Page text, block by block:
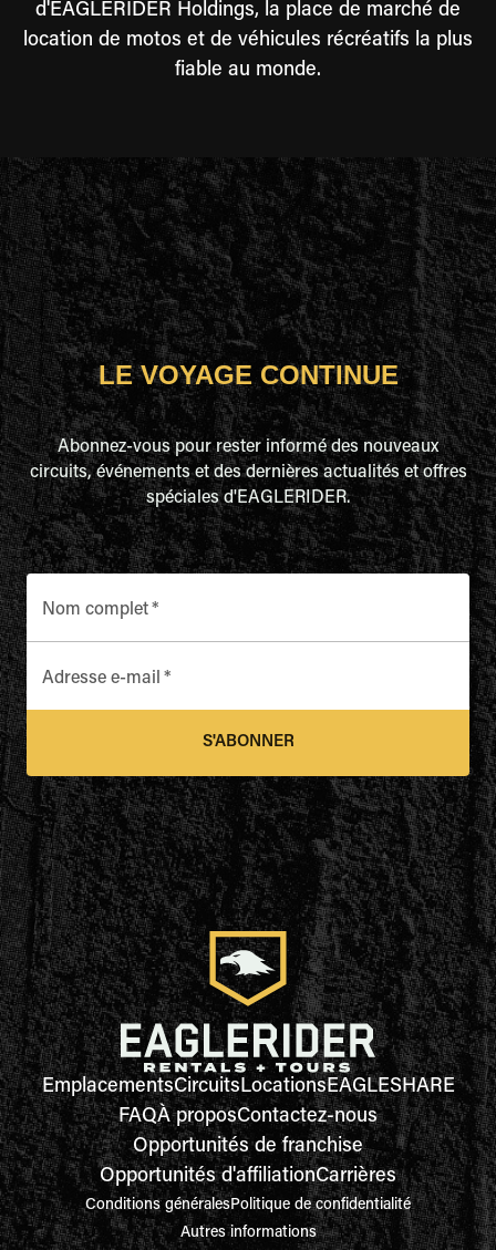
d'EAGLERIDER Holdings, la place de marché de
location de motos et de véhicules récréatifs la plus
fiable au monde.
LE VOYAGE CONTINUE
Abonnez-vous pour rester informé des nouveaux
circuits, événements et des dernières actualités et offres
spéciales d'EAGLERIDER.
Nom complet*
Adresse e-mail *
S'ABONNER
EmplacementsCircuitsLocationsEAGLESHARE
FAQÀ proposContactez-nous
Opportunités de franchise
Opportunités d'affiliationCarrières
Conditions généralesPolitique de confidentialité
Autres informations